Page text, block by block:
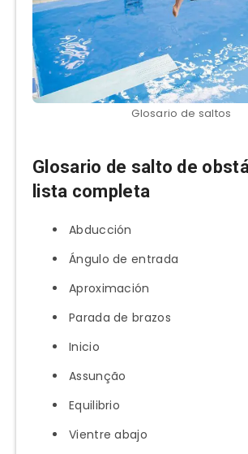
Glosario de saltos
Glosario de salto de
lista completa
Abducción
Ángulo de entrada
Aproximación
Parada de brazos
Inicio
Assunção
Equilibrio
Vientre abajo